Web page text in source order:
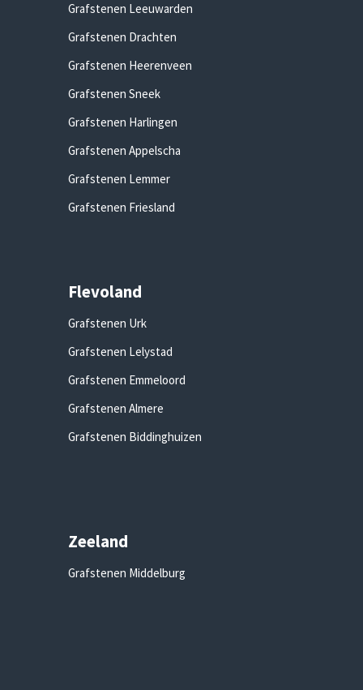
Grafstenen Leeuwarden
Grafstenen Drachten
Grafstenen Heerenveen
Grafstenen Sneek
Grafstenen Harlingen
Grafstenen Appelscha
Grafstenen Lemmer
Grafstenen Friesland
Flevoland
Grafstenen Urk
Grafstenen Lelystad
Grafstenen Emmeloord
Grafstenen Almere
Grafstenen Biddinghuizen
Zeeland
Grafstenen Middelburg